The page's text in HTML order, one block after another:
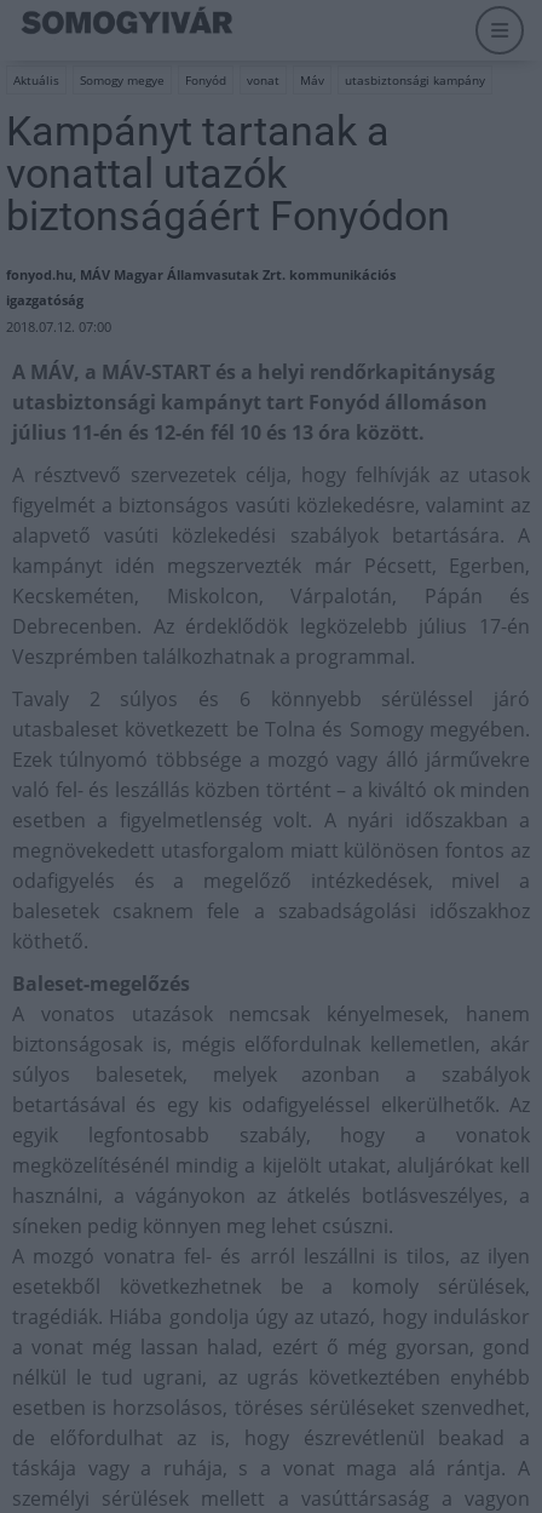
Aktuális Somogy megye Fonyód vonat Máv utasbiztonsági kampány
Kampányt tartanak a
vonattal utazók
biztonságáért Fonyódon
fonyod.hu, MÁV Magyar Államvasutak Zrt. kommunikációs
igazgatóság
2018.07.12. 07:00
A MÁV, a MÁV-START és a helyi rendőrkapitányság
utasbiztonsági kampányt tart Fonyód állomáson
július 11-én és 12-én fél 10 és 13 óra között.
A résztvevő szervezetek célja, hogy felhívják az utasok
figyelmét a biztonságos vasúti közlekedésre, valamint az
alapvető vasúti közlekedési szabályok betartására. A
kampányt idén megszervezték már Pécsett, Egerben,
Kecskeméten, Miskolcon, Várpalotán, Pápán és
Debrecenben. Az érdeklődök legközelebb július 17-én
Veszprémben találkozhatnak a programmal.
Tavaly 2 súlyos és 6 könnyebb sérüléssel járó
utasbaleset következett be Tolna és Somogy megyében.
Ezek túlnyomó többsége a mozgó vagy álló járművekre
való fel- és leszállás közben történt – a kiváltó ok minden
esetben a figyelmetlenség volt. A nyári időszakban a
megnövekedett utasforgalom miatt különösen fontos az
odafigyelés és a megelőző intézkedések, mivel a
balesetek csaknem fele a szabadságolási időszakhoz
köthető.
Baleset-megelőzés
A vonatos utazások nemcsak kényelmesek, hanem
biztonságosak is, mégis előfordulnak kellemetlen, akár
súlyos balesetek, melyek azonban a szabályok
betartásával és egy kis odafigyeléssel elkerülhetők. Az
egyik legfontosabb szabály, hogy a vonatok
megközelítésénél mindig a kijelölt utakat, aluljárókat kell
használni, a vágányokon az átkelés botlásveszélyes, a
síneken pedig könnyen meg lehet csúszni.
A mozgó vonatra fel- és arról leszállni is tilos, az ilyen
esetekből következhetnek be a komoly sérülések,
tragédiák. Hiába gondolja úgy az utazó, hogy induláskor
a vonat még lassan halad, ezért ő még gyorsan, gond
nélkül le tud ugrani, az ugrás következtében enyhébb
esetben is horzsolásos, töréses sérüléseket szenvedhet,
de előfordulhat az is, hogy észrevétlenül beakad a
táskája vagy a ruhája, s a vonat maga alá rántja. A
személyi sérülések mellett a vasúttársaság a vagyon